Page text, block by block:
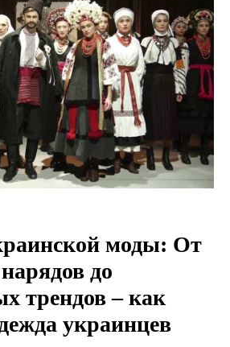
моды: От
до
трендов – как
украинцев